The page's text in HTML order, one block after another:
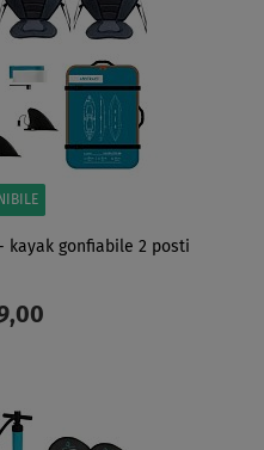
kayak gonfiabile 2 posti